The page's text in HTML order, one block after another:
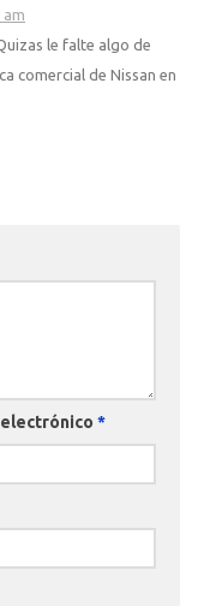
am
le falte algo de
comercial de Nissan en
*